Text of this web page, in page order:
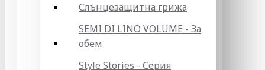
Слънцезащитна грижа
SEMI DI LINO VOLUME - За
обем
Style Stories - Серия